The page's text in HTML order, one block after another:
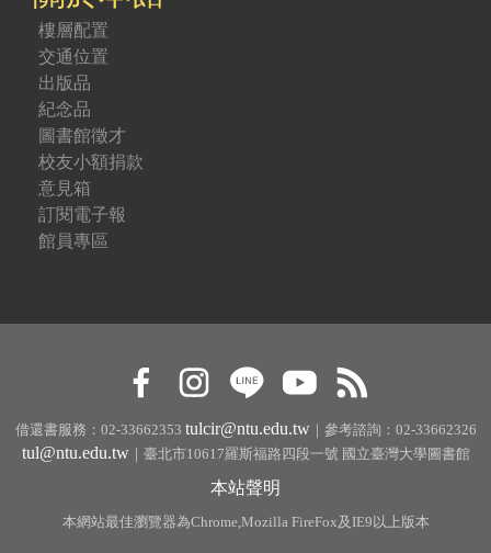
樓層配置
交通位置
出版品
紀念品
圖書館徵才
校友小額捐款
意見箱
訂閱電子報
館員專區
借還書服務：02-33662353 tulcir@ntu.edu.tw｜參考諮詢：02-33662326
tul@ntu.edu.tw｜臺北市10617羅斯福路四段一號 國立臺灣大學圖書館
本站聲明
本網站最佳瀏覽器為Chrome,Mozilla FireFox及IE9以上版本